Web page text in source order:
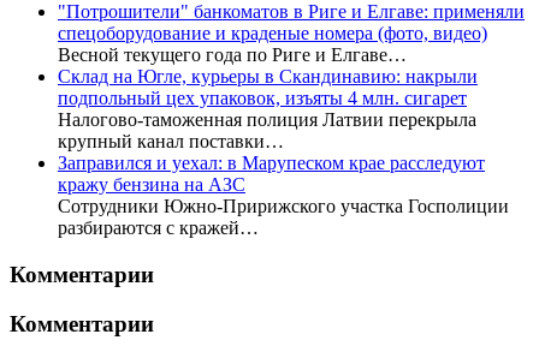
"Потрошители" банкоматов в Риге и Елгаве: применяли
спецоборудование и краденые номера (фото, видео)
Весной текущего года по Риге и Елгаве…
Склад на Югле, курьеры в Скандинавию: накрыли
подпольный цех упаковок, изъяты 4 млн. сигарет
Налогово-таможенная полиция Латвии перекрыла
крупный канал поставки…
Заправился и уехал: в Марупеском крае расследуют
кражу бензина на АЗС
Сотрудники Южно-Пририжского участка Госполиции
разбираются с кражей…
Комментарии
Комментарии